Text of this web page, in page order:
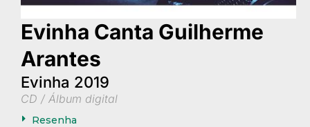
Evinha Canta Guilherme
Arantes
Evinha 2019
CD / Álbum digital
Resenha